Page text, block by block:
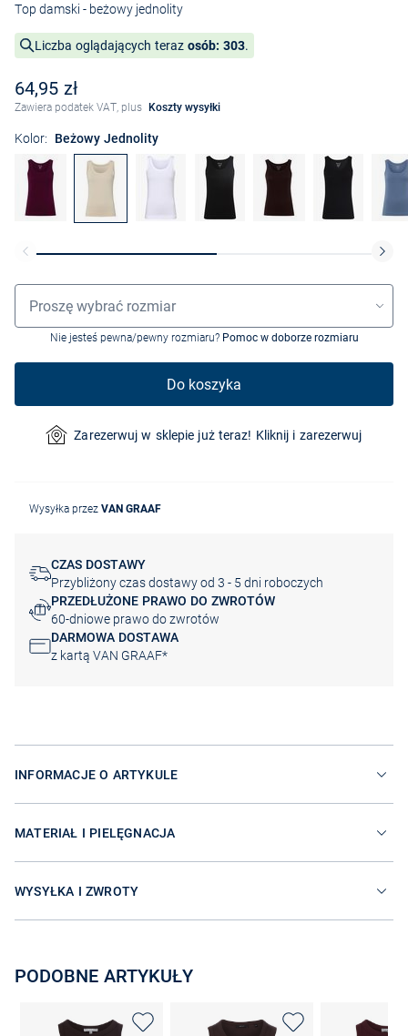
Top damski - beżowy jednolity
Liczba oglądających teraz osób: 303.
64,95 zł
Zawiera podatek VAT, plus Koszty wysyłki
Kolor: Beżowy Jednolity
Wybór rozmiaru
Proszę wybrać rozmiar
Nie jesteś pewna/pewny rozmiaru? Pomoc w doborze rozmiaru
Do koszyka
Zarezerwuj w sklepie już teraz! Kliknij i zarezerwuj
Wysyłka przez VAN GRAAF
CZAS DOSTAWY
Przybliżony czas dostawy od 3 - 5 dni roboczych
PRZEDŁUŻONE PRAWO DO ZWROTÓW
60-dniowe prawo do zwrotów
DARMOWA DOSTAWA
z kartą VAN GRAAF*
INFORMACJE O ARTYKULE
MATERIAŁ I PIELĘGNACJA
WYSYŁKA I ZWROTY
PODOBNE ARTYKUŁY